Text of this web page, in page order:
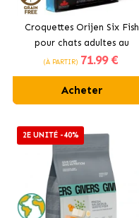
Croquettes Orijen Six Fish
pour chats adultes au
poisson
(À PARTIR) 71.99 €
Acheter
2E UNITÉ -40%